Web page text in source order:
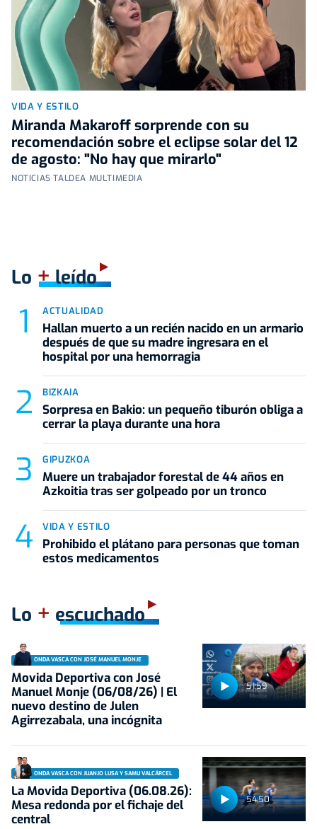
VIDA Y ESTILO
Miranda Makaroff sorprende con su
recomendación sobre el eclipse solar del 12
de agosto: "No hay que mirarlo"
NOTICIAS TALDEA MULTIMEDIA
Lo +leído
ACTUALIDAD
Hallan muerto a un recién nacido en un armario
después de que su madre ingresara en el
hospital por una hemorragia
BIZKAIA
Sorpresa en Bakio: un pequeño tiburón obliga a
cerrar la playa durante una hora
GIPUZKOA
Muere un trabajador forestal de 44 años en
Azkoitia tras ser golpeado por un tronco
VIDA Y ESTILO
Prohibido el plátano para personas que toman
estos medicamentos
Lo + escuchado
51:59
ONDA VASCA CON JOSÉ MANUEL MONJE
Movida Deportiva con José
Manuel Monje (06/08/26) | El
nuevo destino de Julen
Agirrezabala, una incógnita
54:50
ONDA VASCA CON JUANJO LUSA Y SAMU VALCÁRCEL
La Movida Deportiva (06.08.26):
Mesa redonda por el fichaje del
central